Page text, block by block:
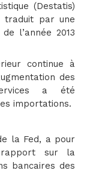
(Destatis)
traduit par une
l’année 2013
continue à
des
a été
importations.
la Fed, a pour
sur la
bancaires des